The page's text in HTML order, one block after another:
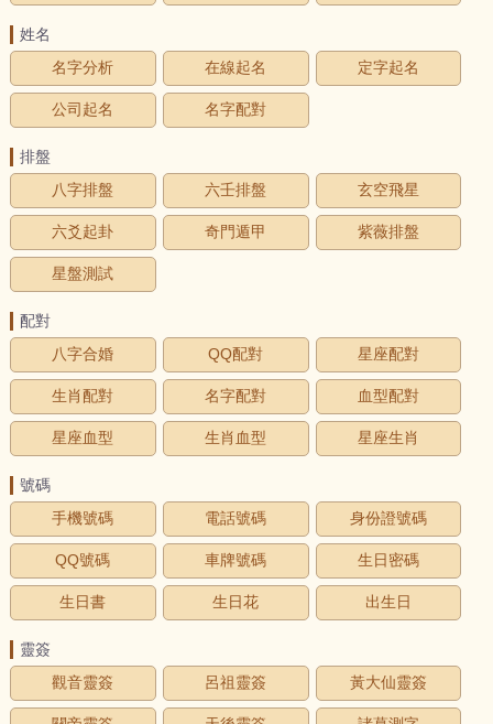
姓名
名字分析
在線起名 定字起名
公司起名 名字配對
排盤
八字排盤
六壬排盤 玄空飛星
六爻起卦 奇門遁甲 紫薇排盤
星盤測試
配對
八字合婚
QQ配對 星座配對
生肖配對 名字配對 血型配對
星座血型 生肖血型 星座生肖
號碼
手機號碼
電話號碼 身份證號碼
QQ號碼 車牌號碼 生日密碼
生日書 生日花 出生日
靈簽
觀音靈簽
呂祖靈簽 黃大仙靈簽